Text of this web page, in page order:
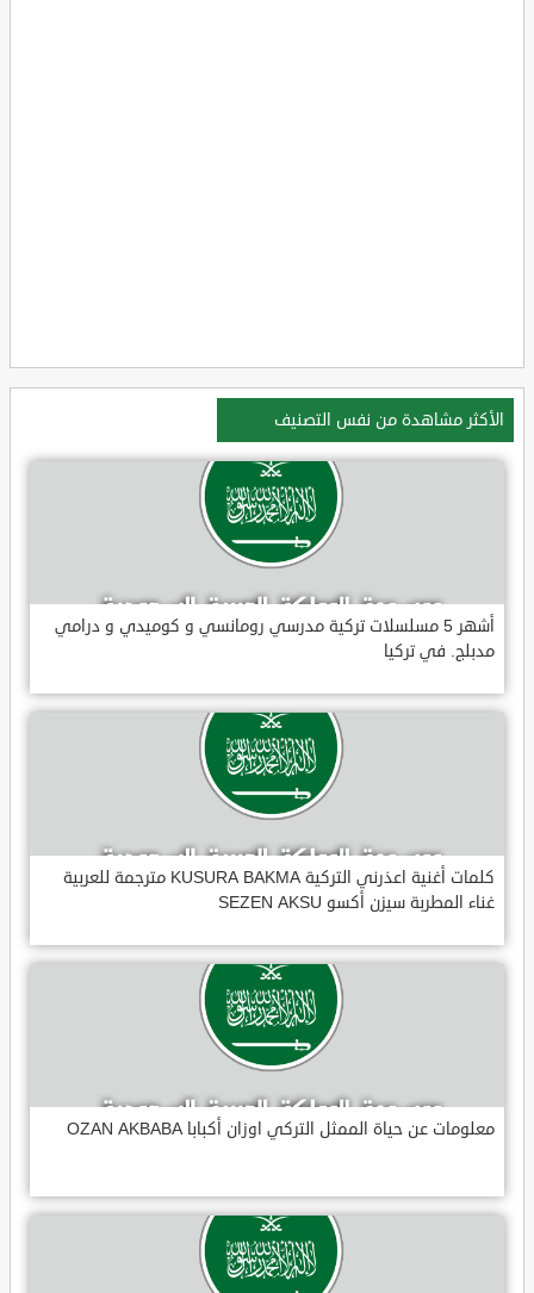
الأكثر مشاهدة من نفس التصنيف
أشهر 5 مسلسلات تركية مدرسي رومانسي و كوميدي و درامي
مدبلج. في تركيا
كلمات أغنية اعذرني التركية KUSURA BAKMA مترجمة للعربية
غناء المطربة سيزن أكسو SEZEN AKSU
معلومات عن حياة الممثل التركي اوزان أكبابا OZAN AKBABA